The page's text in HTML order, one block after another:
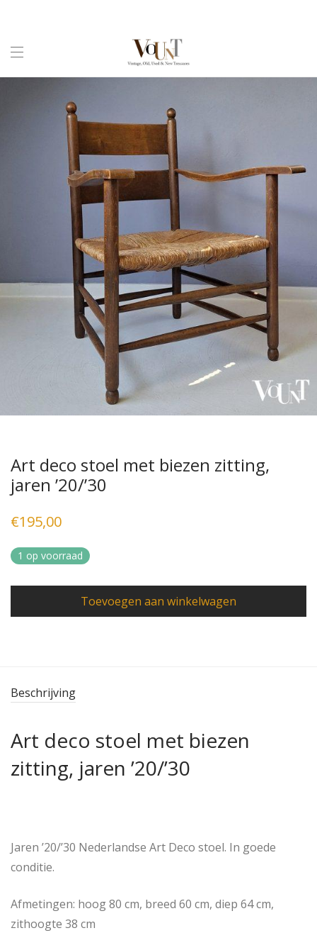
Art deco stoel met biezen zitting,
jaren ’20/’30
€195,00
1 op voorraad
Toevoegen aan winkelwagen
Beschrijving
Art deco stoel met biezen
zitting, jaren ’20/’30
Jaren ’20/’30 Nederlandse Art Deco stoel. In goede
conditie.
Afmetingen: hoog 80 cm, breed 60 cm, diep 64 cm,
zithoogte 38 cm